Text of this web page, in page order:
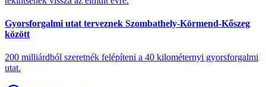
Gyorsforgalmi utat terveznek Szombathely-Körmend-Kőszeg
között
200 milliárdból szeretnék felépíteni a 40 kilométernyi gyorsforgalmi
utat.